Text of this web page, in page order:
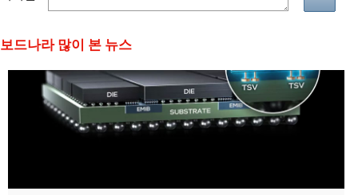
보드나라 많이 본 뉴스